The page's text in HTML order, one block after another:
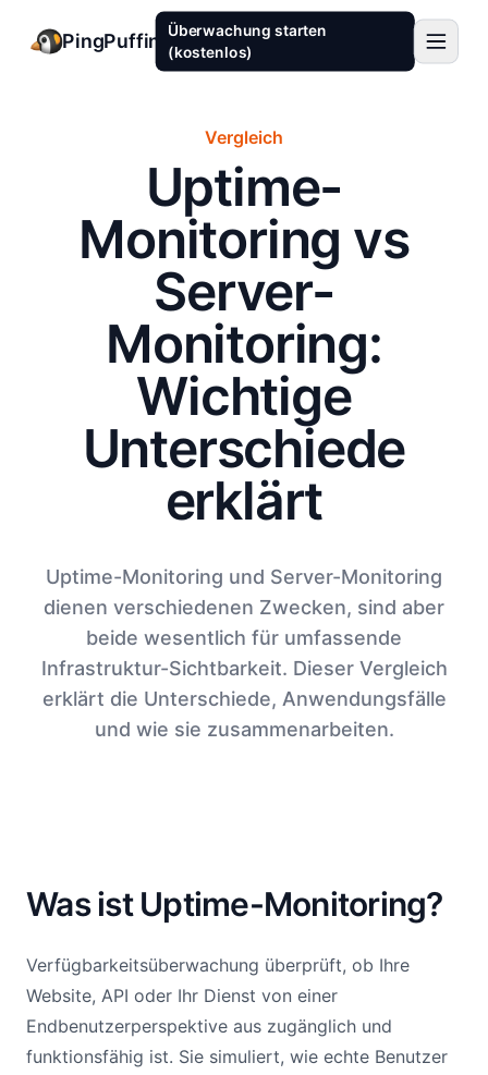
PingPuffin Überwachung starten
(kostenlos)
Vergleich
Uptime-
Monitoring vs
Server-
Monitoring:
Wichtige
Unterschiede
erklärt
Uptime-Monitoring und Server-Monitoring
dienen verschiedenen Zwecken, sind aber
beide wesentlich für umfassende
Infrastruktur-Sichtbarkeit. Dieser Vergleich
erklärt die Unterschiede, Anwendungsfälle
und wie sie zusammenarbeiten.
Was ist Uptime-Monitoring?
Verfügbarkeitsüberwachung überprüft, ob Ihre
Website, API oder Ihr Dienst von einer
Endbenutzerperspektive aus zugänglich und
funktionsfähig ist. Sie simuliert, wie echte Benutzer